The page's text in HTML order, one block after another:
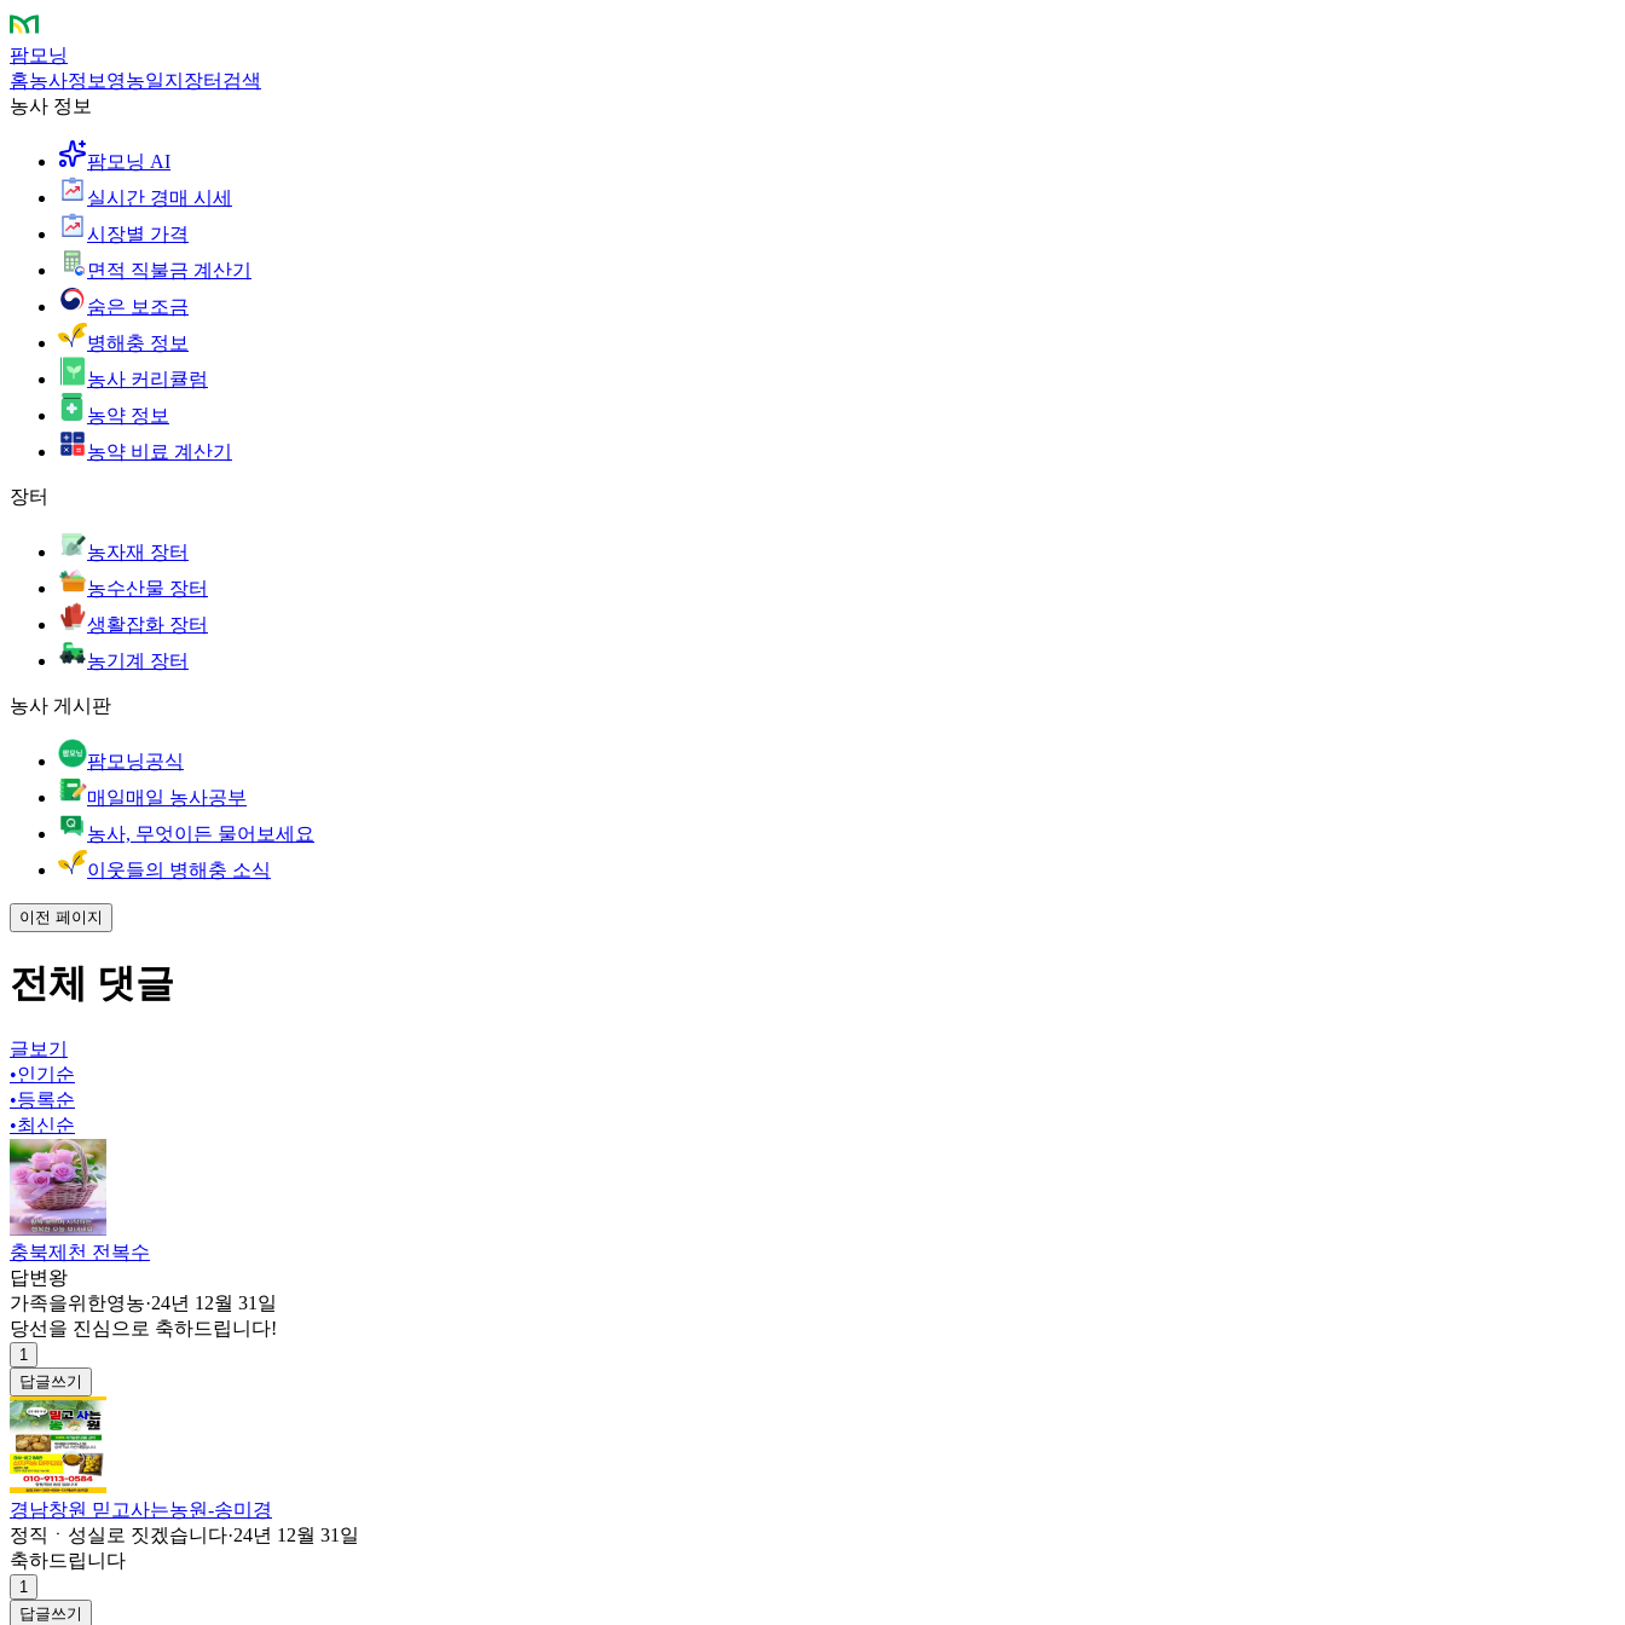
팜모닝
홈농사정보 영농일지 장터 검색
농사 정보
팜모닝 AI
실시간 경매 시세
시장별 가격
면적 직불금 계산기
숨은 보조금
병해충 정보
농사 커리큘럼
농약 정보
농약 비료 계산기
장터
농자재 장터
농수산물 장터
생활잡화 장터
농기계 장터
농사 게시판
팜모닝공식
매일매일 농사공부
농사, 무엇이든 물어보세요
이웃들의 병해충 소식
이전 페이지
전체 댓글
글보기
•인기순
•등록순
•최신순
충북제천 전복수
답변왕
가족을위한영농·24년 12월 31일
당선을 진심으로 축하드립니다!
1
답글쓰기
경남창원 믿고사는농원-송미경
정직ㆍ성실로 짓겠습니다·24년 12월 31일
축하드립니다
1
답글쓰기